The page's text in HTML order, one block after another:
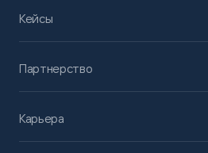
Кейсы
Партнерство
Карьера